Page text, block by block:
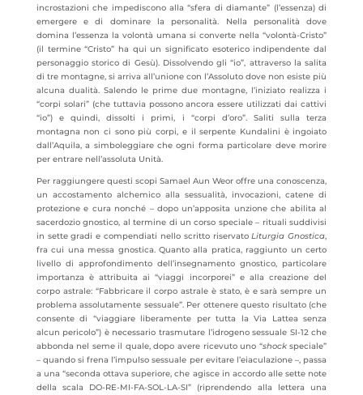
incrostazioni che impediscono alla “sfera di diamante” (l’essenza) di
emergere e di dominare la personalità. Nella personalità dove
domina l’essenza la volontà umana si converte nella “volontà-Cristo”
(il termine “Cristo” ha qui un significato esoterico indipendente dal
personaggio storico di Gesù). Dissolvendo gli “io”, attraverso la salita
di tre montagne, si arriva all’unione con l’Assoluto dove non esiste più
alcuna dualità. Salendo le prime due montagne, l’iniziato realizza i
“corpi solari” (che tuttavia possono ancora essere utilizzati dai cattivi
“io”) e quindi, dissolti i primi, i “corpi d’oro”. Saliti sulla terza
montagna non ci sono più corpi, e il serpente Kundalini è ingoiato
dall’Aquila, a simboleggiare che ogni forma particolare deve morire
per entrare nell’assoluta Unità.
Per raggiungere questi scopi Samael Aun Weor offre una conoscenza,
un accostamento alchemico alla sessualità, invocazioni, catene di
protezione e cura nonché – dopo un’apposita unzione che abilita al
sacerdozio gnostico, al termine di un corso speciale – rituali suddivisi
in sette gradi e compendiati nello scritto riservatoLiturgia Gnostica,
fra cui una messa gnostica. Quanto alla pratica, raggiunto un certo
livello di approfondimento dell’insegnamento gnostico, particolare
importanza è attribuita ai “viaggi incorporei” e alla creazione del
corpo astrale: “Fabbricare il corpo astrale è stato, è e sarà sempre un
problema assolutamente sessuale”. Per ottenere questo risultato (che
consente di “viaggiare liberamente per tutta la Via Lattea senza
alcun pericolo”) è necessario trasmutare l’idrogeno sessuale SI-12 che
abbonda nel seme il quale, dopo avere ricevuto uno “shockspeciale”
– quando si frena l’impulso sessuale per evitare l’eiaculazione –, passa
a una “seconda ottava superiore, che agisce in accordo alle sette note
della scala DO-RE-MI-FA-SOL-LA-SI” (riprendendo alla lettera una